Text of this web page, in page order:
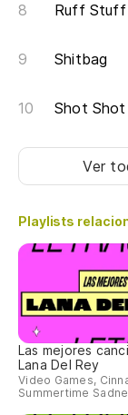
Ruff Stuff
Shitbag
Shot Shot
Ver
Playlists
Las mejores
Lana Del Rey
Video Games,
Summertime